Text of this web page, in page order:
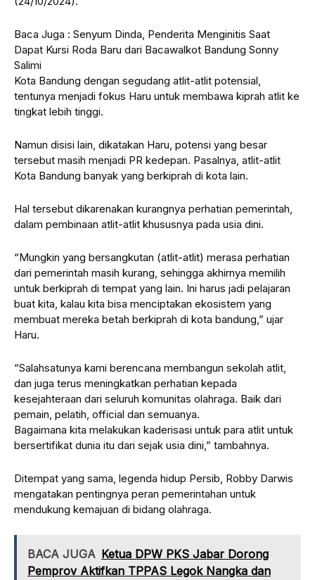
Baca Juga : Senyum Dinda, Penderita Menginitis Saat
Dapat Kursi Roda Baru dari Bacawalkot Bandung Sonny
Salimi
Kota Bandung dengan segudang atlit-atlit potensial,
tentunya menjadi fokus Haru untuk membawa kiprah atlit ke
tingkat lebih tinggi.
Namun disisi lain, dikatakan Haru, potensi yang besar
tersebut masih menjadi PR kedepan. Pasalnya, atlit-atlit
Kota Bandung banyak yang berkiprah di kota lain.
Hal tersebut dikarenakan kurangnya perhatian pemerintah,
dalam pembinaan atlit-atlit khususnya pada usia dini.
“Mungkin yang bersangkutan (atlit-atlit) merasa perhatian
dari pemerintah masih kurang, sehingga akhirnya memilih
untuk berkiprah di tempat yang lain. Ini harus jadi pelajaran
buat kita, kalau kita bisa menciptakan ekosistem yang
membuat mereka betah berkiprah di kota bandung,” ujar
Haru.
“Salahsatunya kami berencana membangun sekolah atlit,
dan juga terus meningkatkan perhatian kepada
kesejahteraan dari seluruh komunitas olahraga. Baik dari
pemain, pelatih, official dan semuanya.
Bagaimana kita melakukan kaderisasi untuk para atlit untuk
bersertifikat dunia itu dari sejak usia dini,” tambahnya.
Ditempat yang sama, legenda hidup Persib, Robby Darwis
mengatakan pentingnya peran pemerintahan untuk
mendukung kemajuan di bidang olahraga.
BACA JUGA Ketua DPW PKS Jabar Dorong
Pemprov Aktifkan TPPAS Legok Nangka dan